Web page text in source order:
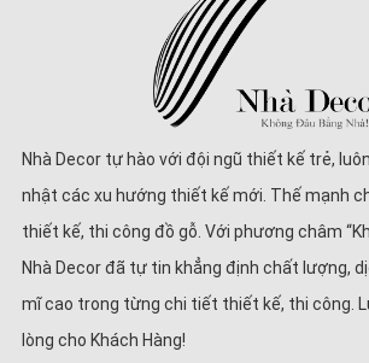
Nhà Decor tự hào với đội ngũ thiết kế trẻ,
nhật các xu hướng thiết kế mới. Thế mạnh
thiết kế, thi công đồ gỗ. Với phương châm
Nhà Decor đã tự tin khẳng định chất lượng,
mĩ cao trong từng chi tiết thiết kế, thi công.
lòng cho Khách Hàng!